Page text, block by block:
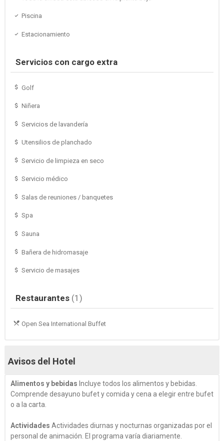
Piscina
Estacionamiento
Servicios con cargo extra
Golf
Niñera
Servicios de lavandería
Utensilios de planchado
Servicio de limpieza en seco
Servicio médico
Salas de reuniones / banquetes
Spa
Sauna
Bañera de hidromasaje
Servicio de masajes
Restaurantes (1)
Open Sea International Buffet
Avisos del Hotel
Alimentos y bebidas Incluye todos los alimentos y bebidas.
Comprende desayuno bufet y comida y cena a elegir entre bufet
o a la carta.
Actividades Actividades diurnas y nocturnas organizadas por el
personal de animación. El programa varía diariamente.